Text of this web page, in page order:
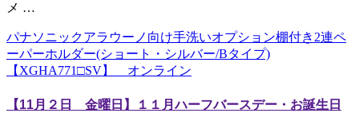
メ …
パナソニックアラウーノ向け手洗いオプション棚付き2連ペ
ーパーホルダー(ショート・シルバー/Bタイプ)
【XGHA771□SV】 オンライン
【11月２日 金曜日】１１月ハーフバースデー・お誕生日